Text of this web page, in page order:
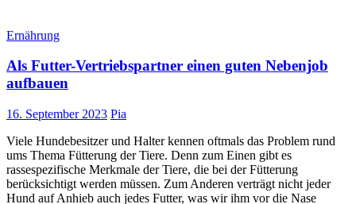
Ernährung
Als Futter-Vertriebspartner einen guten Nebenjob
aufbauen
16. September 2023 Pia
Viele Hundebesitzer und Halter kennen oftmals das Problem rund
ums Thema Fütterung der Tiere. Denn zum Einen gibt es
rassespezifische Merkmale der Tiere, die bei der Fütterung
berücksichtigt werden müssen. Zum Anderen verträgt nicht jeder
Hund auf Anhieb auch jedes Futter, was wir ihm vor die Nase